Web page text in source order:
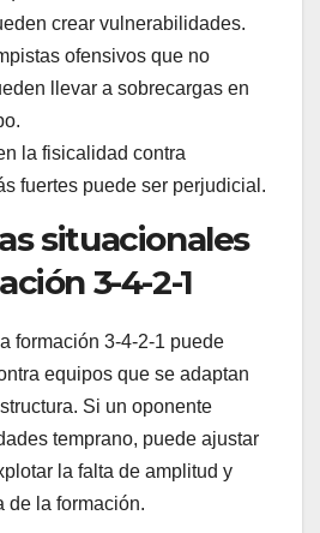
crear vulnerabilidades.
ofensivos que no
llevar a sobrecargas en
la fisicalidad contra
fuertes puede ser perjudicial.
situacionales
3-4-2-1
formación 3-4-2-1 puede
equipos que se adaptan
Si un oponente
temprano, puede ajustar
la falta de amplitud y
de la formación.